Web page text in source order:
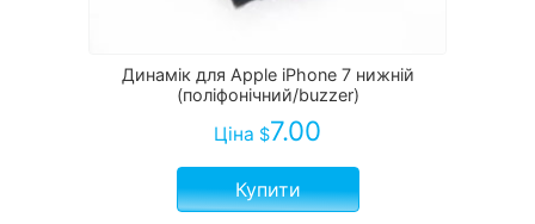
Динамік для Apple iPhone 7 нижній
(поліфонічний/buzzer)
Ціна $7.00
Купити